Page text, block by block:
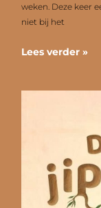
weken. Deze keer
niet bij het
Lees verder »